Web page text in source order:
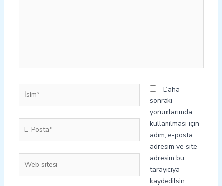
İsim*
Posta*
sitesi
Daha
sonraki
yorumlarımda
kullanılması için
adım, e-posta
adresim ve site
adresim bu
tarayıcıya
kaydedilsin.